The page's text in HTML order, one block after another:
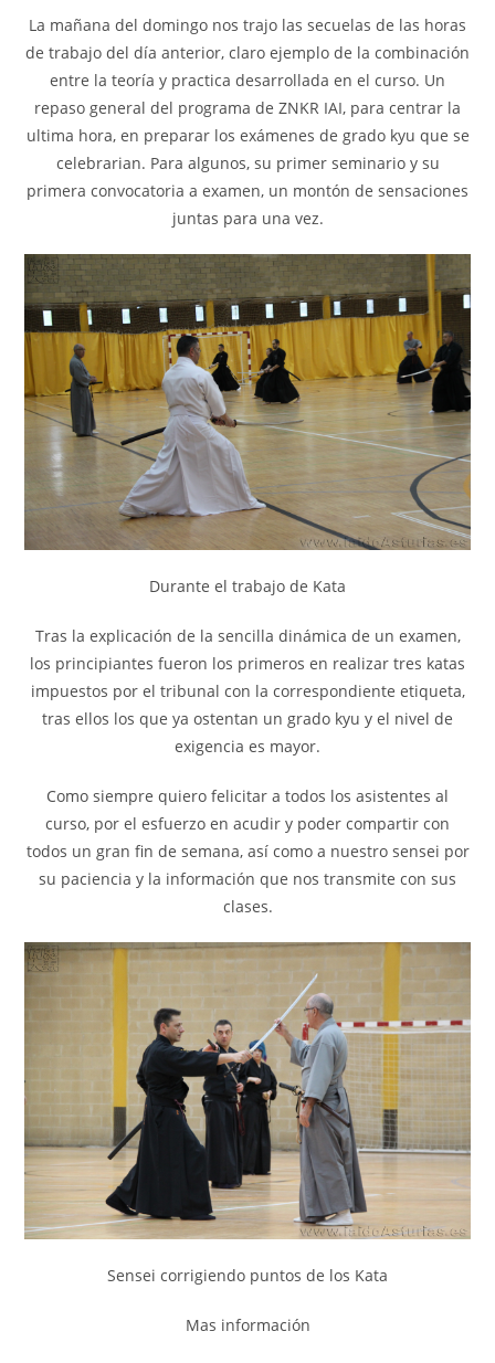
La mañana del domingo nos trajo las secuelas de las horas
de trabajo del día anterior, claro ejemplo de la combinación
entre la teoría y practica desarrollada en el curso. Un
repaso general del programa de ZNKR IAI, para centrar la
ultima hora, en preparar los exámenes de grado kyu que se
celebrarian. Para algunos, su primer seminario y su
primera convocatoria a examen, un montón de sensaciones
juntas para una vez.
Durante el trabajo de Kata
Tras la explicación de la sencilla dinámica de un examen,
los principiantes fueron los primeros en realizar tres katas
impuestos por el tribunal con la correspondiente etiqueta,
tras ellos los que ya ostentan un grado kyu y el nivel de
exigencia es mayor.
Como siempre quiero felicitar a todos los asistentes al
curso, por el esfuerzo en acudir y poder compartir con
todos un gran fin de semana, así como a nuestro sensei por
su paciencia y la información que nos transmite con sus
clases.
Sensei corrigiendo puntos de los Kata
Mas información